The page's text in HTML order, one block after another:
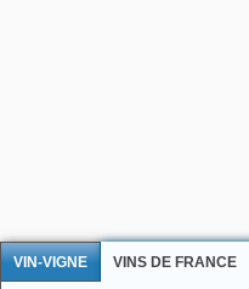
VIN-VIGNE VINS DE FRANCE